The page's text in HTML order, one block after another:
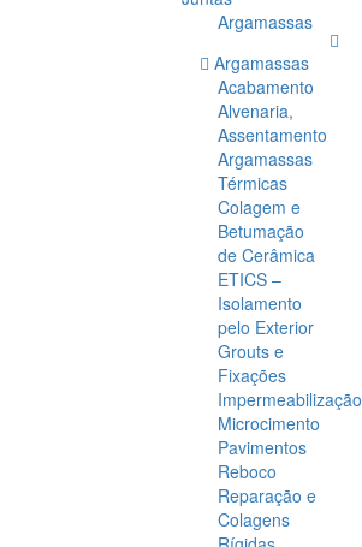
Argamassas
Argamassas
Acabamento
Alvenaria,
Assentamento
Argamassas
Térmicas
Colagem e
Betumação
de Cerâmica
ETICS –
Isolamento
pelo Exterior
Grouts e
Fixações
Impermeabilização
Microcimento
Pavimentos
Reboco
Reparação e
Colagens